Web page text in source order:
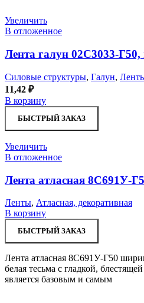
Увеличить
В отложенное
Лента галун 02С3033-
Силовые структуры, Галун,
11,42 ₽
В корзину
БЫСТРЫЙ ЗАКАЗ
Увеличить
В отложенное
Лента атласная 8С691У-
Ленты, Атласная, декоративная
В корзину
БЫСТРЫЙ ЗАКАЗ
Лента атласная 8С691У-Г50
белая тесьма с гладкой,
является базовым и самым